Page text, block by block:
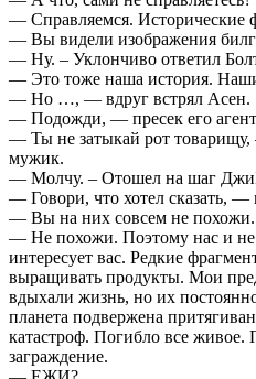
— Справляемся. Исторические
— Вы видели изображения
— Ну. – Уклончиво ответил
— Это тоже наша история.
— Но …, — вдруг встрял Асен.
— Подожди, — пресек его
— Ты не затыкай рот
мужик.
— Молчу. – Отошел на шаг
— Говори, что хотел сказать, —
— Вы на них совсем не
— Не похожи. Поэтому нас и не
интересует вас. Редкие
выращивать продукты. Мои
вдыхали жизнь, но их
планета подвержена
катастроф. Погибло все живое.
заграждение.